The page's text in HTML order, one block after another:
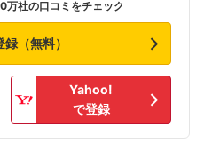
万社の口コミをチェック
（無料）
Yahoo!
で登録